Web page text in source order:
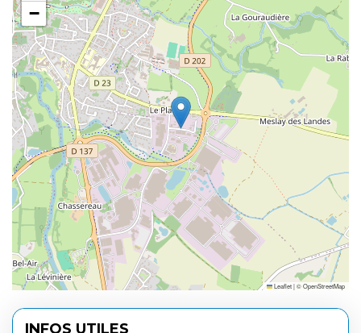
−
Leaflet|©OpenStreetMap
INFOS UTILES